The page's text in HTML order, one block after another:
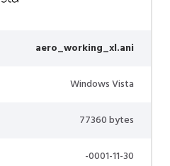
aero_working_xl.ani
Windows Vista
77360 bytes
-0001-11-30